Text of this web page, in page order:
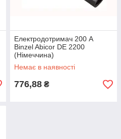
Електродотримач 200 А
Binzel Abicor DE 2200
(Німеччина)
Немає в наявності
776,88 ₴